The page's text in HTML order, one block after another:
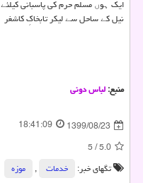
ایک ہوں مسلم حرم کی پاسبانی کیلئے
نیل کے ساحل سے لیکر تابخاکِ کاشغر
منبع:لباس دونی
1399/08/23
18:41:09
5.0
/
5
تگهای خبر:
خدمات ,
موزه